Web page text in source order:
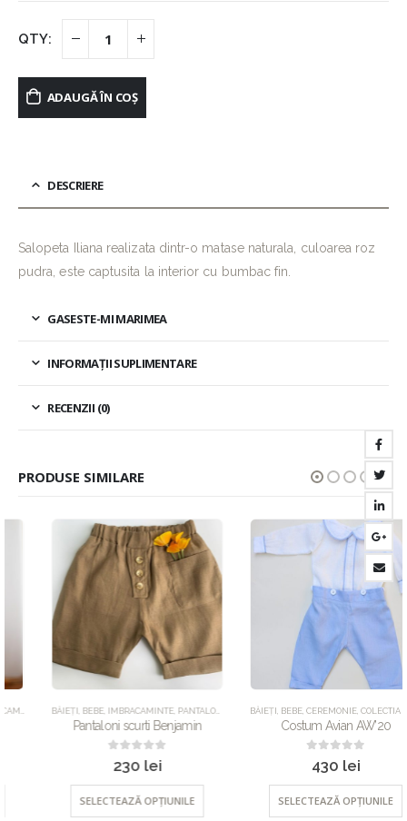
ADAUGĂ ÎN COȘ
DESCRIERE
Salopeta Iliana realizata dintr-o matase naturala, culoarea roz
pudra, este captusita la interior cu bumbac fin.
GASESTE-MI MARIMEA
INFORMAȚII SUPLIMENTARE
RECENZII (0)
PRODUSE SIMILARE
BĂIEȚI BEBE,IMBRACAMINTE,PANTALONI ,UNCATEGORIZED
Pantaloni scurti Benjamin
lei
SELECTEAZĂ OPȚIUNILE
BEBE,CEREMONIE,COLECTIA CRACIUN
Costum Avian AW’20
lei
SELECTEAZĂ OPȚIUNILE